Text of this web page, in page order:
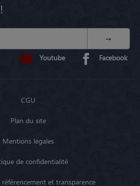
Youtube Facebook
CGU
Plan du site
Mentions légales
de confidentialité
et transparence